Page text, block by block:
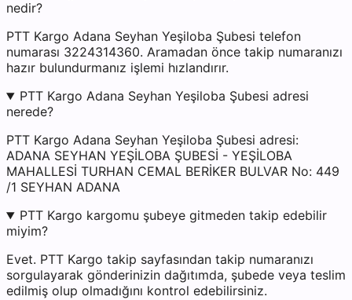
nedir?
PTT Kargo Adana Seyhan Yeşiloba Şubesi telefon
numarası 3224314360. Aramadan önce takip numaranızı
hazır bulundurmanız işlemi hızlandırır.
PTT Kargo Adana Seyhan Yeşiloba Şubesi adresi
nerede?
PTT Kargo Adana Seyhan Yeşiloba Şubesi adresi:
ADANA SEYHAN YEŞİLOBA ŞUBESİ - YEŞİLOBA
MAHALLESİ TURHAN CEMAL BERİKER BULVAR No: 449
/1 SEYHAN ADANA
PTT Kargo kargomu şubeye gitmeden takip edebilir
miyim?
Evet. PTT Kargo takip sayfasından takip numaranızı
sorgulayarak gönderinizin dağıtımda, şubede veya teslim
edilmiş olup olmadığını kontrol edebilirsiniz.